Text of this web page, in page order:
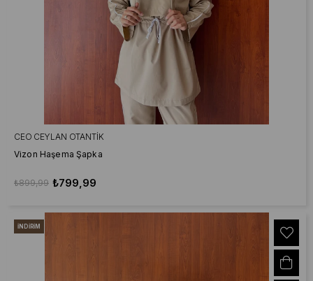
CEO CEYLAN OTANTIK
Vizon Haşema Şapka
₺799,99
₺899,99
İNDIRIM